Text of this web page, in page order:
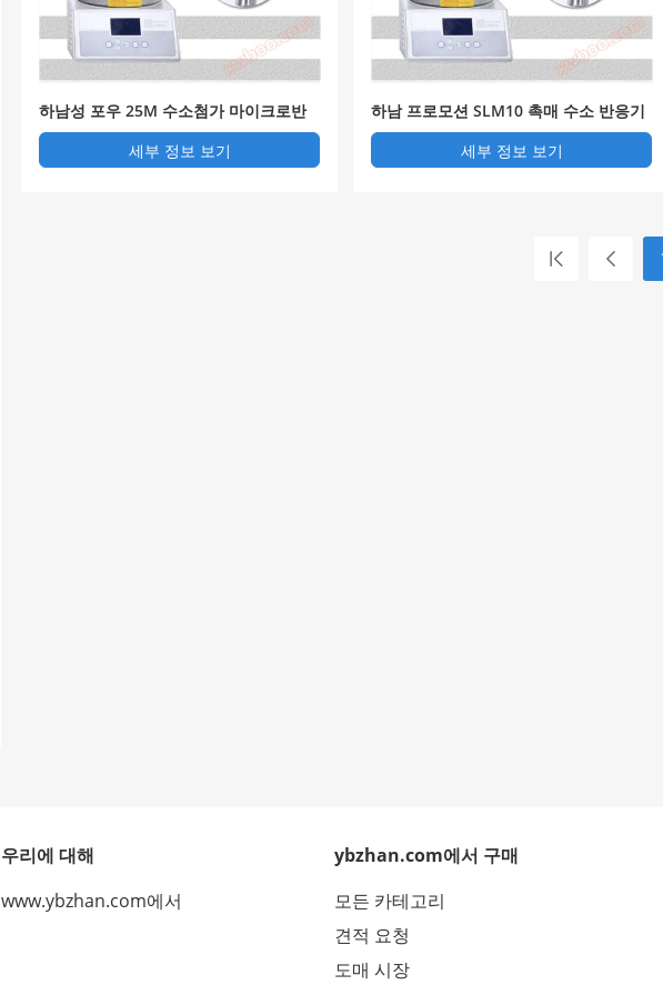
하남성 포우 25M 수소첨가 마이크로반
응솥
세부 정보 보기
하남 프로모션 SLM10 촉매 수소 반응기
세부 정보 보기
우리에 대해
www.ybzhan.com에서
ybzhan.com에서 구매
모든 카테고리
견적 요청
도매 시장